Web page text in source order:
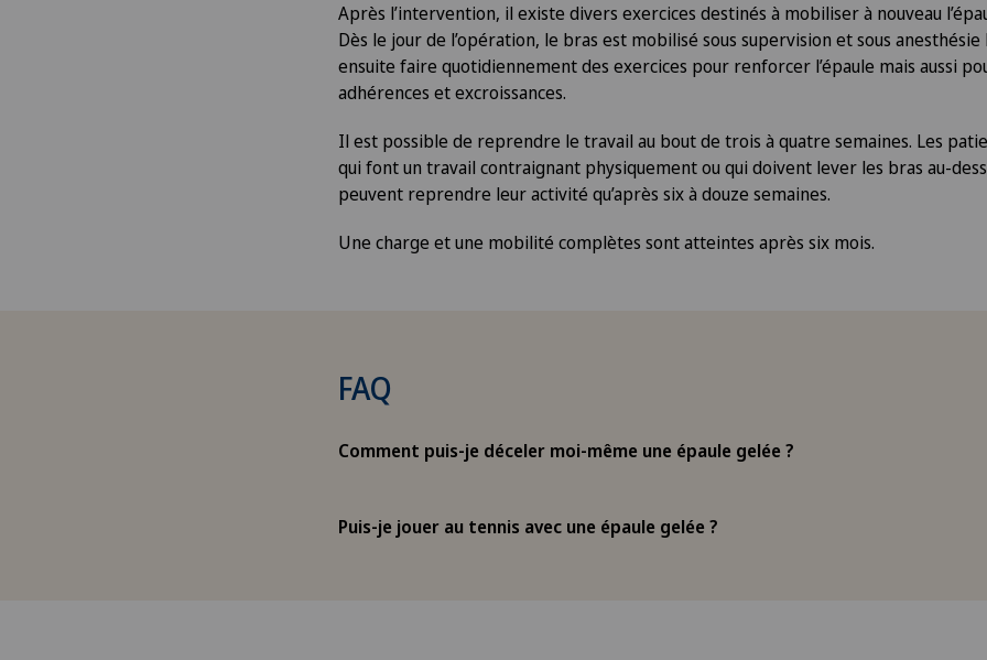
Après l’intervention, il existe divers exercices destinés à mobiliser à nouveau
Dès le jour de l’opération, le bras est mobilisé sous supervision et sous
ensuite faire quotidiennement des exercices pour renforcer l’épaule mais aussi
adhérences et excroissances.
Il est possible de reprendre le travail au bout de trois à quatre semaines. Les
qui font un travail contraignant physiquement ou qui doivent lever les bras au-
peuvent reprendre leur activité qu’après six à douze semaines.
Une charge et une mobilité complètes sont atteintes après six mois.
FAQ
Comment puis-je déceler moi-même une épaule gelée ?
Puis-je jouer au tennis avec une épaule gelée ?